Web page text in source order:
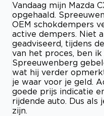
Vandaag mijn Mazda
opgehaald.
OEM schokdempers
active dempers. Niet
geadviseerd, tijdens
van het proces, ben ik
Spreeuwenberg
wat hij verder
je waar voor je geld.
goede prijs indicatie
rijdende auto. Dus
zijn.